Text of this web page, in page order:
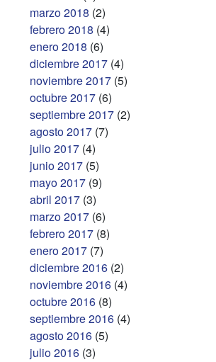
marzo 2018 (2)
febrero 2018 (4)
enero 2018 (6)
diciembre 2017 (4)
noviembre 2017 (5)
octubre 2017 (6)
septiembre 2017 (2)
agosto 2017 (7)
julio 2017 (4)
junio 2017 (5)
mayo 2017 (9)
abril 2017 (3)
marzo 2017 (6)
febrero 2017 (8)
enero 2017 (7)
diciembre 2016 (2)
noviembre 2016 (4)
octubre 2016 (8)
septiembre 2016 (4)
agosto 2016 (5)
julio 2016 (3)